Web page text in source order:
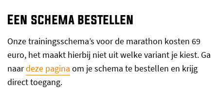
Een schema bestellen
Onze trainingsschema’s voor de marathon kosten 69
euro, het maakt hierbij niet uit welke variant je kiest. Ga
naardeze pagina om je schema te bestellen en krijg
direct toegang.